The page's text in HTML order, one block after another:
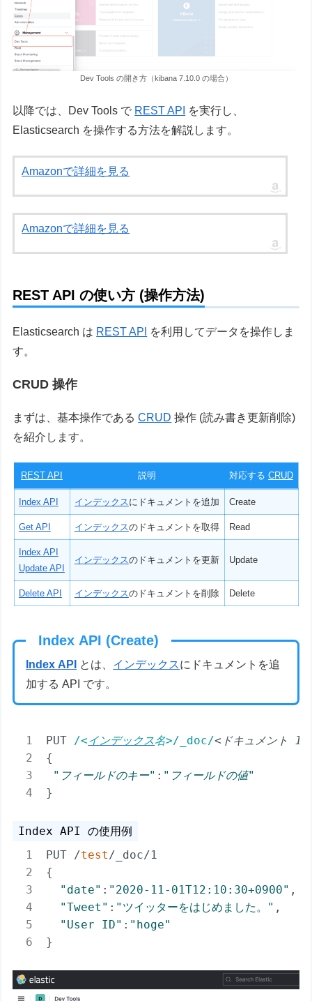
Dev Tools の開き方（kibana 7.10.0 の場合）
以降では、Dev Tools で REST API
を実行し、
Elasticsearch を操作する方法を解説します。
Amazonで詳細を見る
Amazonで詳細を見る
REST API の使い方 (操作方法)
Elasticsearch は REST API
を利用してデータを操作しま
す。
CRUD 操作
まずは、基本操作であるCRUD 操作 (読み書き更新削除)
を紹介します。
REST API 説明 対応する CRUD
Index API インデックス にドキュメントを追加 Create
Get API インデックスのドキュメントを取得 Read
Index API
Update API
インデックスのドキュメントを更新 Update
Delete API インデックスのドキュメントを削除 Delete
Index API (Create)
Index API とは、 インデックスにドキュメントを追
加する API です。
PUT /<インデックス名>/_doc/<ドキュメント
{
" フィールドのキー" : " フィールドの値"
}
PUT /test /_doc/1
{
"date" : "2020-11-01T12:10:30+0900" ,
"Tweet" : "ツイッターをはじめました。" ,
"User ID" : "hoge"
}